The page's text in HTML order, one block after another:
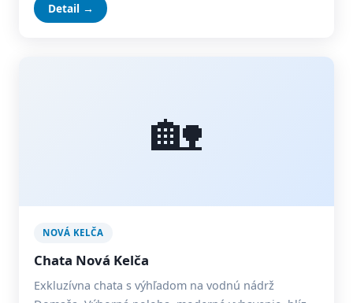
Detail →
🏡
NOVÁ KELČA
Chata Nová Kelča
Exkluzívna chata s výhľadom na vodnú nádrž